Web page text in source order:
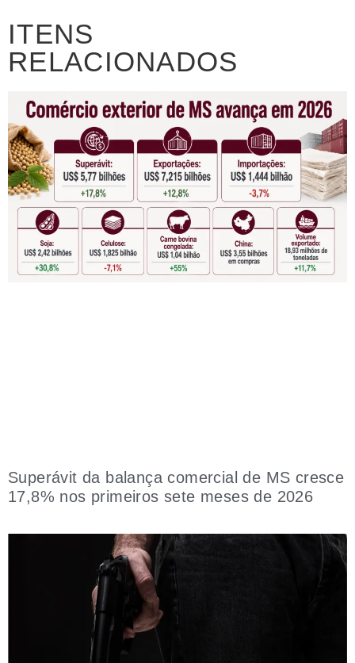
ITENS
RELACIONADOS
Superávit da balança comercial de MS cresce
17,8% nos primeiros sete meses de 2026